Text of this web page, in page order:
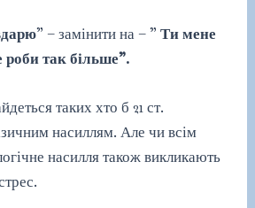
” – замінити на – ”Ти мене
роби так більше”.
таких хто б 21 ст.
насиллям. Але чи всім
насилля також викликають